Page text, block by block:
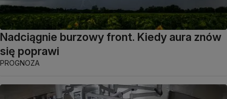
Nadciągnie burzowy front. Kiedy aura znów
się poprawi
PROGNOZA